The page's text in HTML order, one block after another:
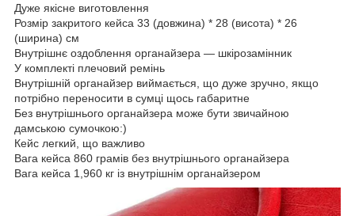
Дуже якісне виготовлення
Розмір закритого кейса 33 (довжина) * 28 (висота) * 26
(ширина) см
Внутрішнє оздоблення органайзера — шкірозамінник
У комплекті плечовий ремінь
Внутрішній органайзер виймається, що дуже зручно, якщо
потрібно переносити в сумці щось габаритне
Без внутрішнього органайзера може бути звичайною
дамською сумочкою:)
Кейс легкий, що важливо
Вага кейса 860 грамів без внутрішнього органайзера
Вага кейса 1,960 кг із внутрішнім органайзером